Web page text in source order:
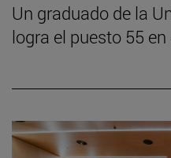
Un graduado de la
logra el puesto 55 en